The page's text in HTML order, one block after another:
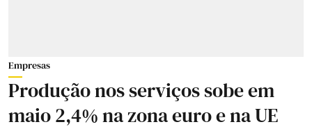
Empresas
Produção nos serviços sobe em
maio 2,4% na zona euro e na UE